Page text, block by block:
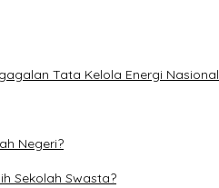
Tata Kelola Energi Nasional
Negeri?
Sekolah Swasta?